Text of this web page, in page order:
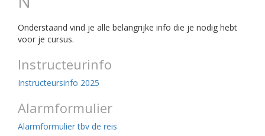
Onderstaand vind je alle belangrijke info die je nodig hebt
voor je cursus.
Instructeurinfo
Instructeursinfo 2025
Alarmformulier
Alarmformulier tbv de reis